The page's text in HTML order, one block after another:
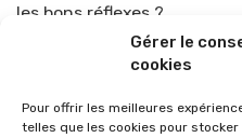
Gérer le
cookies
Pour offrir les meilleures
telles que les cookies pour
les bons réflexes ?
TOP-PARENTS 1 juillet 2013